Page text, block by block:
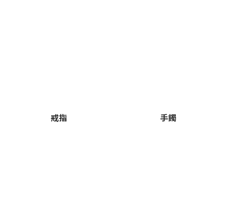
戒指 手鐲